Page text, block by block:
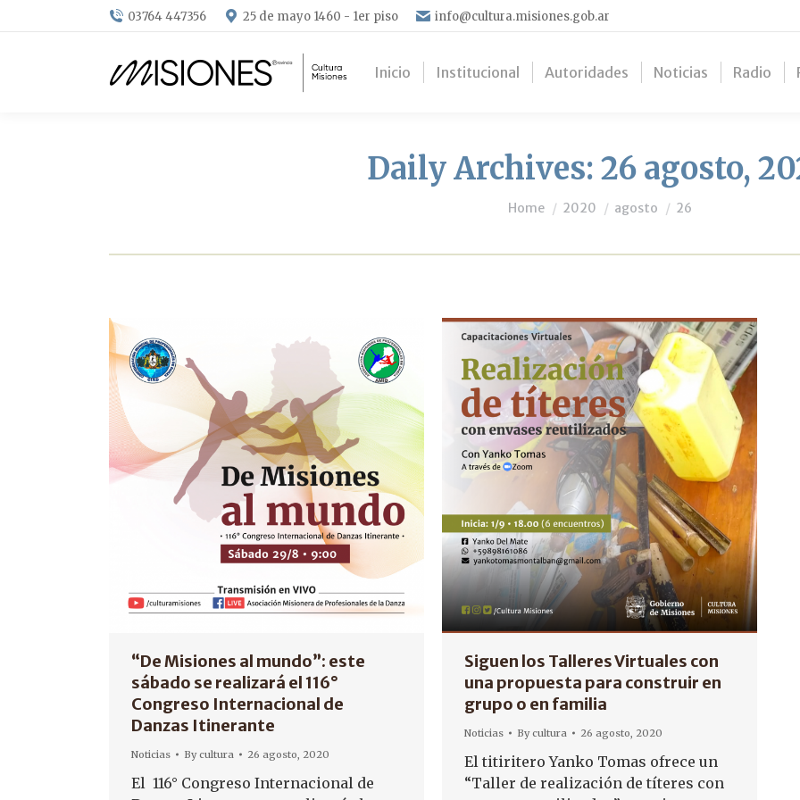
03764 447356 25 de mayo 1460 - 1er piso info@cultura.misiones.gob.ar
Inicio Institucional Autoridades Noticias Radio
Daily Archives: 26 agosto,
You are here:
Home 2020 agosto 26
“De Misiones al mundo”: este
sábado se realizará el 116°
Congreso Internacional de
Danzas Itinerante
Noticias Bycultura 26 agosto, 2020
El 116° Congreso Internacional de
Siguen los Talleres Virtuales con
una propuesta para construir en
grupo o en familia
Noticias Bycultura 26 agosto, 2020
El titiritero Yanko Tomas ofrece un
“Taller de realización de títeres con